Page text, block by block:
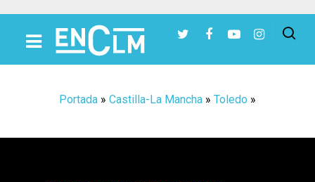
Portada » Castilla-La Mancha » Toledo »